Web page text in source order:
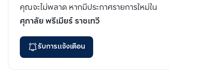
คุณจะไม่พลาด หากมีประกาศรายการใหม่ใน
ศุภาลัย พรีเมียร์ ราชเทวี
รับการแจ้งเตือน